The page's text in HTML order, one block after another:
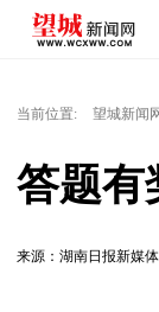
当前位置: 望城新闻
答题有
来源：湖南日报新媒体